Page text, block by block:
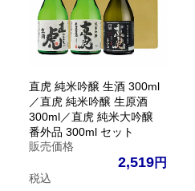
直虎 純米吟醸 生酒 300ml
／直虎 純米吟醸 生原酒
300ml／直虎 純米大吟醸
番外品 300ml セット
販売価格
2,519
税込